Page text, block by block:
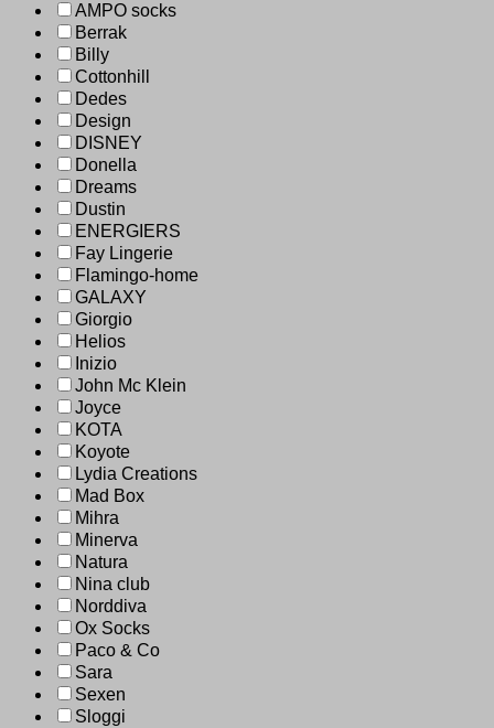
AMPO socks
Berrak
Billy
Cottonhill
Dedes
Design
DISNEY
Donella
Dreams
Dustin
ENERGIERS
Fay Lingerie
Flamingo-home
GALAXY
Giorgio
Helios
Inizio
John Mc Klein
Joyce
KOTA
Koyote
Lydia Creations
Mad Box
Mihra
Minerva
Natura
Nina club
Norddiva
Ox Socks
Paco & Co
Sara
Sexen
Sloggi